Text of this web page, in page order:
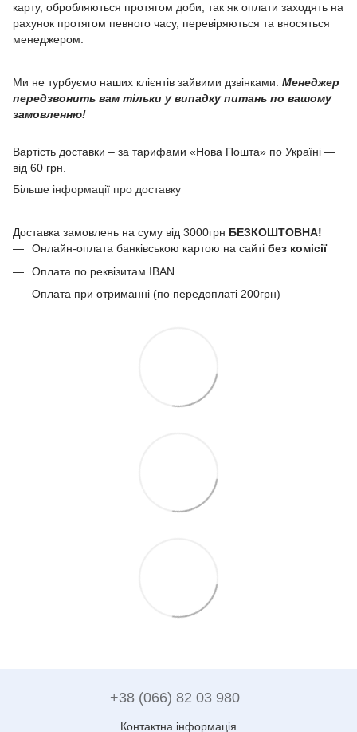
карту, обробляються протягом доби, так як оплати заходять на
рахунок протягом певного часу, перевіряються та вносяться
менеджером.
Ми не турбуємо наших клієнтів зайвими дзвінками. Менеджер
передзвонить вам тільки у випадку питань по вашому
замовленню!
Вартість доставки – за тарифами «Нова Пошта» по Україні —
від 60 грн.
Більше інформації про доставку
Доставка замовлень на суму від 3000грн БЕЗКОШТОВНА!
Онлайн-оплата банківською картою на сайті без комісії
Оплата по реквізитам IBAN
Оплата при отриманні (по передоплаті 200грн)
+38 (066) 82 03 980
Контактна інформація